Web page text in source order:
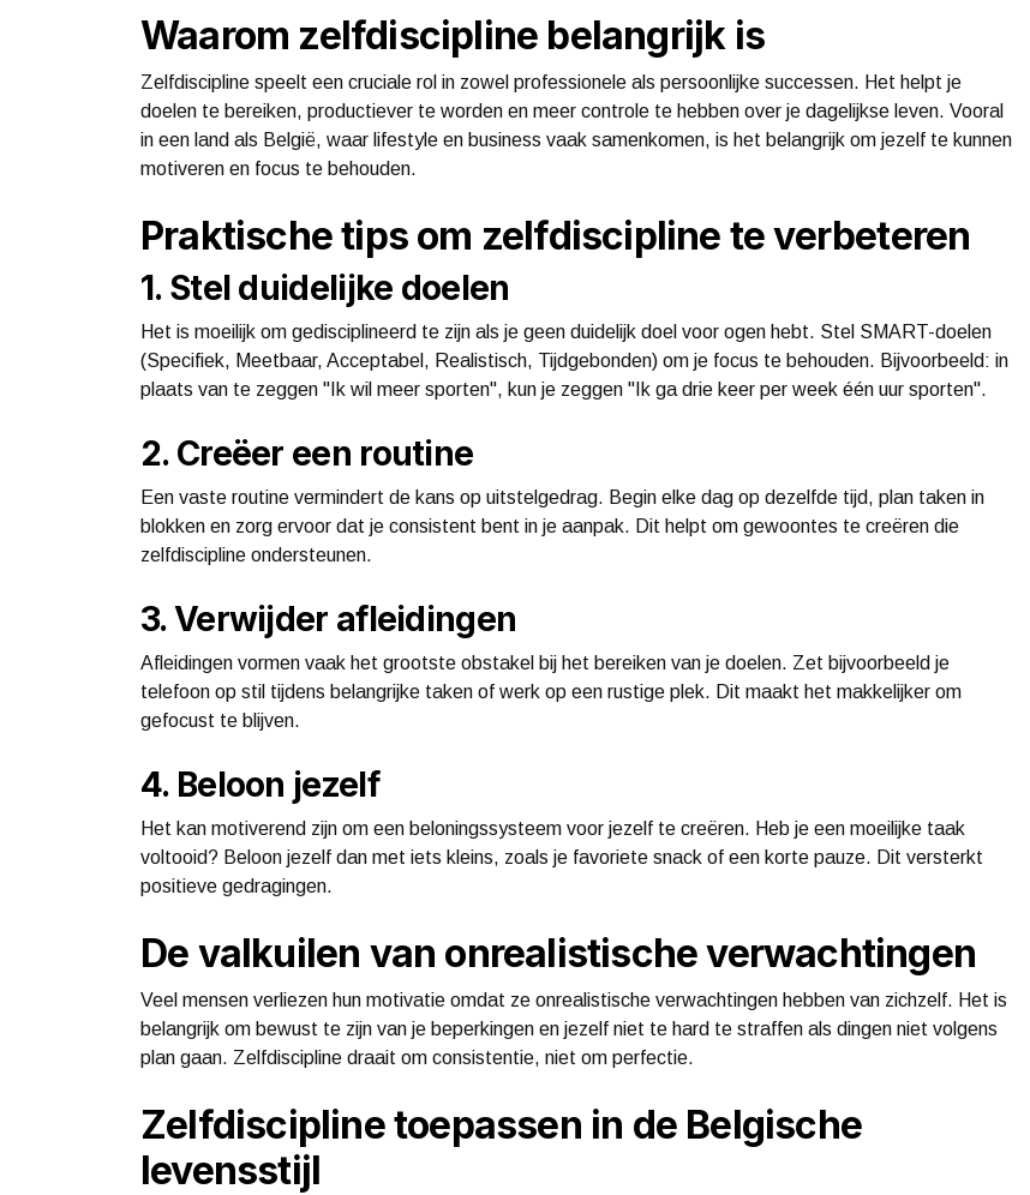
Waarom zelfdiscipline belangrijk is
Zelfdiscipline speelt een cruciale rol in zowel professionele als persoonlijke successen. Het helpt je
doelen te bereiken, productiever te worden en meer controle te hebben over je dagelijkse leven. Vooral
in een land als België, waar lifestyle en business vaak samenkomen, is het belangrijk om jezelf te kunnen
motiveren en focus te behouden.
Praktische tips om zelfdiscipline te verbeteren
1. Stel duidelijke doelen
Het is moeilijk om gedisciplineerd te zijn als je geen duidelijk doel voor ogen hebt. Stel SMART-doelen
(Specifiek, Meetbaar, Acceptabel, Realistisch, Tijdgebonden) om je focus te behouden. Bijvoorbeeld: in
plaats van te zeggen "Ik wil meer sporten", kun je zeggen "Ik ga drie keer per week één uur sporten".
2. Creëer een routine
Een vaste routine vermindert de kans op uitstelgedrag. Begin elke dag op dezelfde tijd, plan taken in
blokken en zorg ervoor dat je consistent bent in je aanpak. Dit helpt om gewoontes te creëren die
zelfdiscipline ondersteunen.
3. Verwijder afleidingen
Afleidingen vormen vaak het grootste obstakel bij het bereiken van je doelen. Zet bijvoorbeeld je
telefoon op stil tijdens belangrijke taken of werk op een rustige plek. Dit maakt het makkelijker om
gefocust te blijven.
4. Beloon jezelf
Het kan motiverend zijn om een beloningssysteem voor jezelf te creëren. Heb je een moeilijke taak
voltooid? Beloon jezelf dan met iets kleins, zoals je favoriete snack of een korte pauze. Dit versterkt
positieve gedragingen.
De valkuilen van onrealistische verwachtingen
Veel mensen verliezen hun motivatie omdat ze onrealistische verwachtingen hebben van zichzelf. Het is
belangrijk om bewust te zijn van je beperkingen en jezelf niet te hard te straffen als dingen niet volgens
plan gaan. Zelfdiscipline draait om consistentie, niet om perfectie.
Zelfdiscipline toepassen in de Belgische
levensstijl